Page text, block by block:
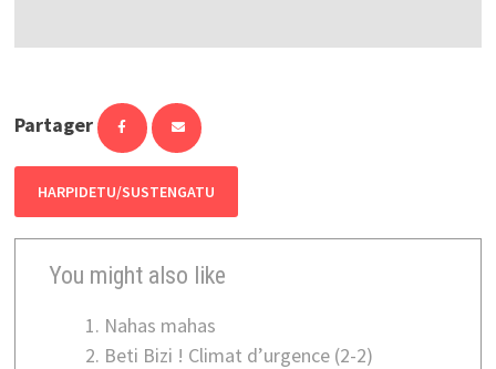
Partager
HARPIDETU/SUSTENGATU
You might also like
Nahas mahas
Beti Bizi ! Climat d’urgence (2-2)